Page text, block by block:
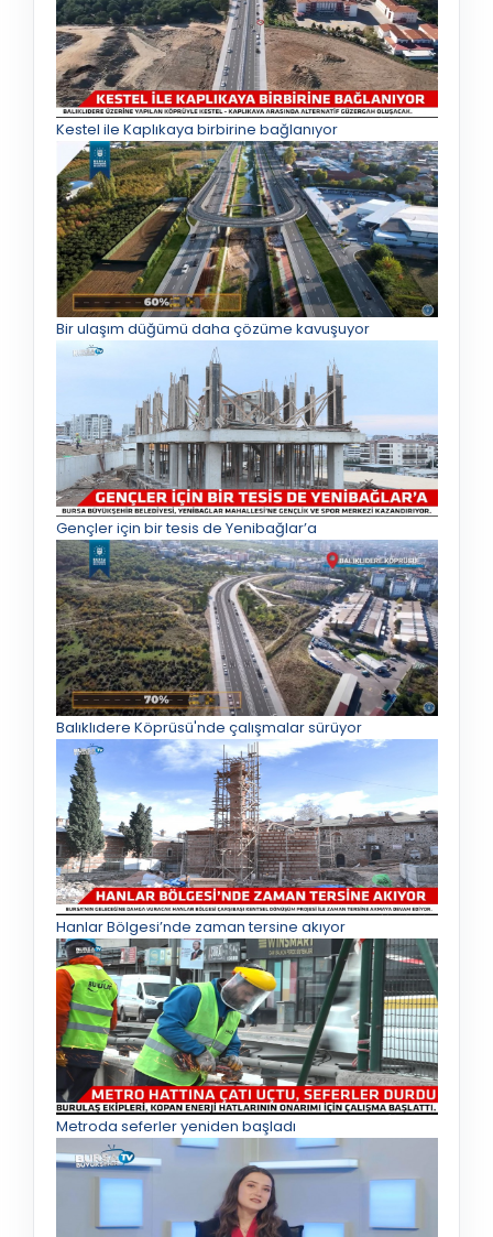
Kestel ile Kaplıkaya birbirine bağlanıyor
Bir ulaşım düğümü daha çözüme kavuşuyor
Gençler için bir tesis de Yenibağlar’a
Balıklıdere Köprüsü'nde çalışmalar sürüyor
Hanlar Bölgesi’nde zaman tersine akıyor
Metroda seferler yeniden başladı